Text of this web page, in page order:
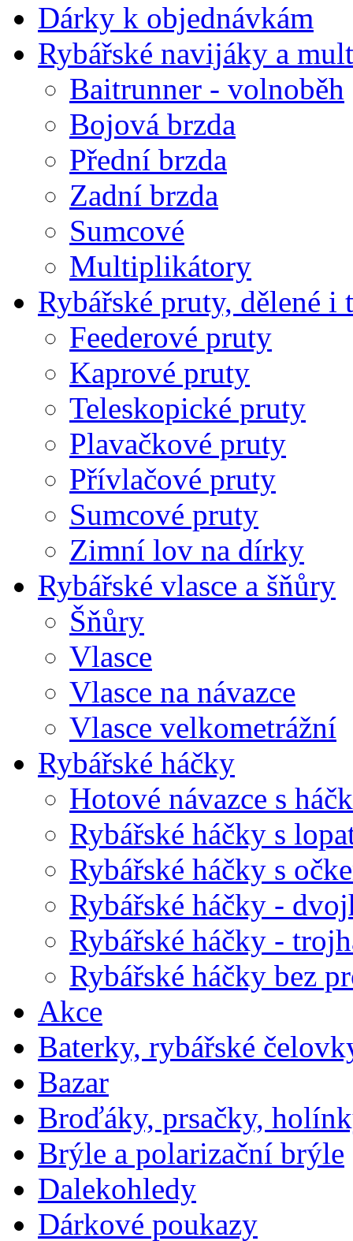
Dárky k objednávkám
Rybářské navijáky a
Baitrunner - volnoběh
Bojová brzda
Přední brzda
Zadní brzda
Sumcové
Multiplikátory
Rybářské pruty, dělené i
Feederové pruty
Kaprové pruty
Teleskopické pruty
Plavačkové pruty
Přívlačové pruty
Sumcové pruty
Zimní lov na dírky
Rybářské vlasce a šňůry
Šňůry
Vlasce
Vlasce na návazce
Vlasce velkometrážní
Rybářské háčky
Hotové návazce s
Rybářské háčky s
Rybářské háčky s
Rybářské háčky -
Rybářské háčky -
Rybářské háčky bez
Akce
Baterky, rybářské
Bazar
Broďáky, prsačky,
Brýle a polarizační brýle
Dalekohledy
Dárkové poukazy